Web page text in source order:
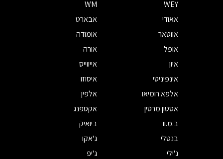
WEY
WM
אאודי
אבארט
אווטאר
אומודה
אופל
אורה
איון
אייווייס
אינפיניטי
איסוזו
אלפא רומיאו
אלפין
אסטון מרטין
אקספנג
ב.מ.וו
ביואיק
בנטלי
ג'אקו
ג'ילי
ג'יפ